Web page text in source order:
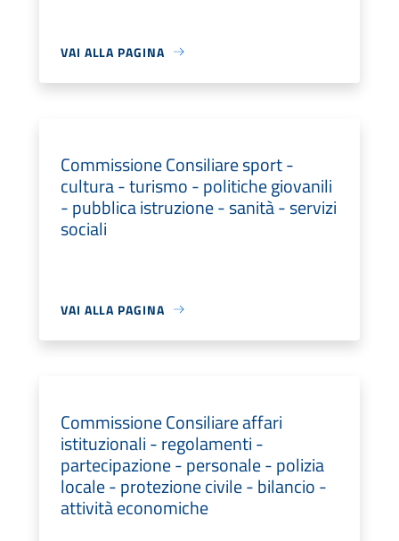
VAI ALLA PAGINA
Commissione Consiliare sport -
cultura - turismo - politiche giovanili
- pubblica istruzione - sanità - servizi
sociali
VAI ALLA PAGINA
Commissione Consiliare affari
istituzionali - regolamenti -
partecipazione - personale - polizia
locale - protezione civile - bilancio -
attività economiche